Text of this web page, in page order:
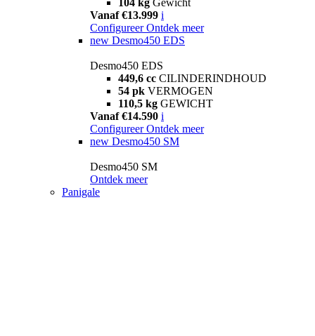
Vanaf €13.999 i
Configureer Ontdek meer
new Desmo450 EDS
Desmo450 EDS
449,6 cc CILINDERINDHOUD
54 pk VERMOGEN
110,5 kg GEWICHT
Vanaf €14.590 i
Configureer Ontdek meer
new Desmo450 SM
Desmo450 SM
Ontdek meer
Panigale